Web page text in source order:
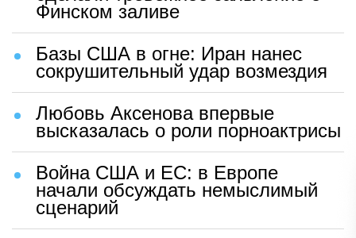
Финском заливе
Базы США в огне: Иран нанес
сокрушительный удар возмездия
Любовь Аксенова впервые
высказалась о роли порноактрисы
Война США и ЕС: в Европе
начали обсуждать немыслимый
сценарий